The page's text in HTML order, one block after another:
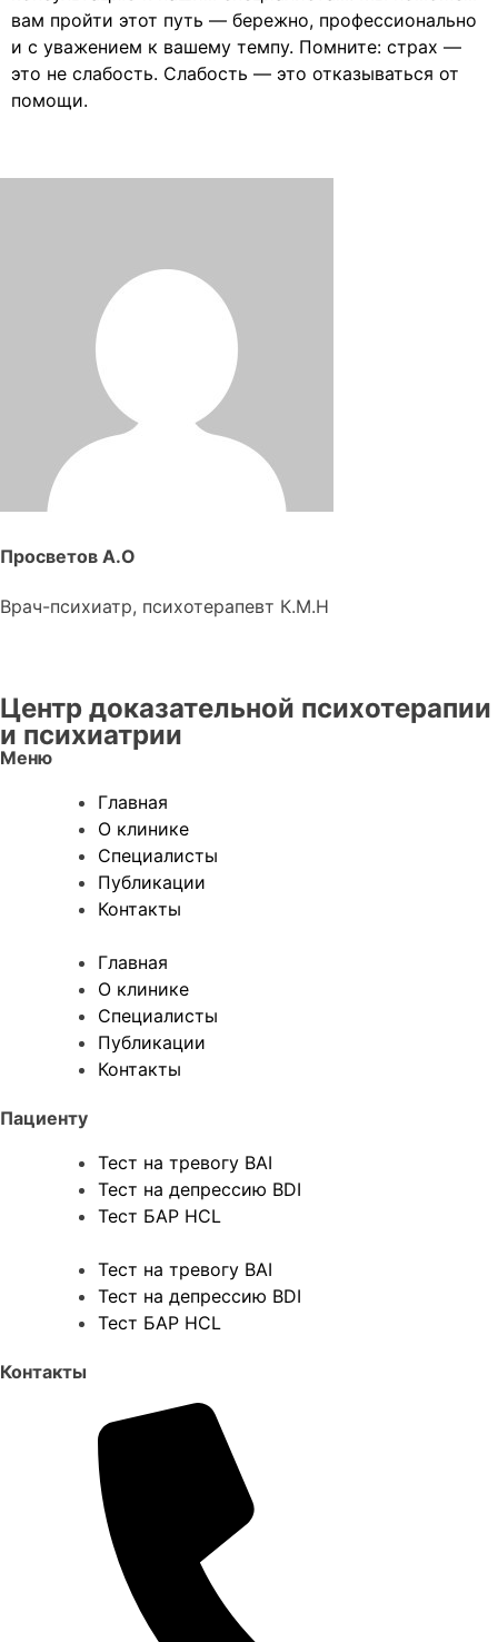
вам пройти этот путь — бережно, профессионально
и с уважением к вашему темпу. Помните: страх —
это не слабость. Слабость — это отказываться от
помощи.
Просветов А.О
Врач-психиатр, психотерапевт К.М.Н
Центр доказательной психотерапии
и психиатрии
Меню
Главная
О клинике
Специалисты
Публикации
Контакты
Главная
О клинике
Специалисты
Публикации
Контакты
Пациенту
Тест на тревогу BAI
Тест на депрессию BDI
Тест БАР HCL
Тест на тревогу BAI
Тест на депрессию BDI
Тест БАР HCL
Контакты